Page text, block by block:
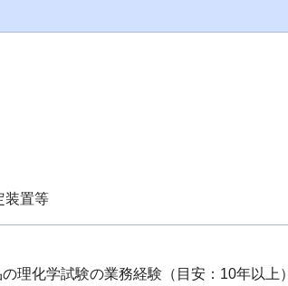
装置等
理化学試験の業務経験（目安：10年以上）